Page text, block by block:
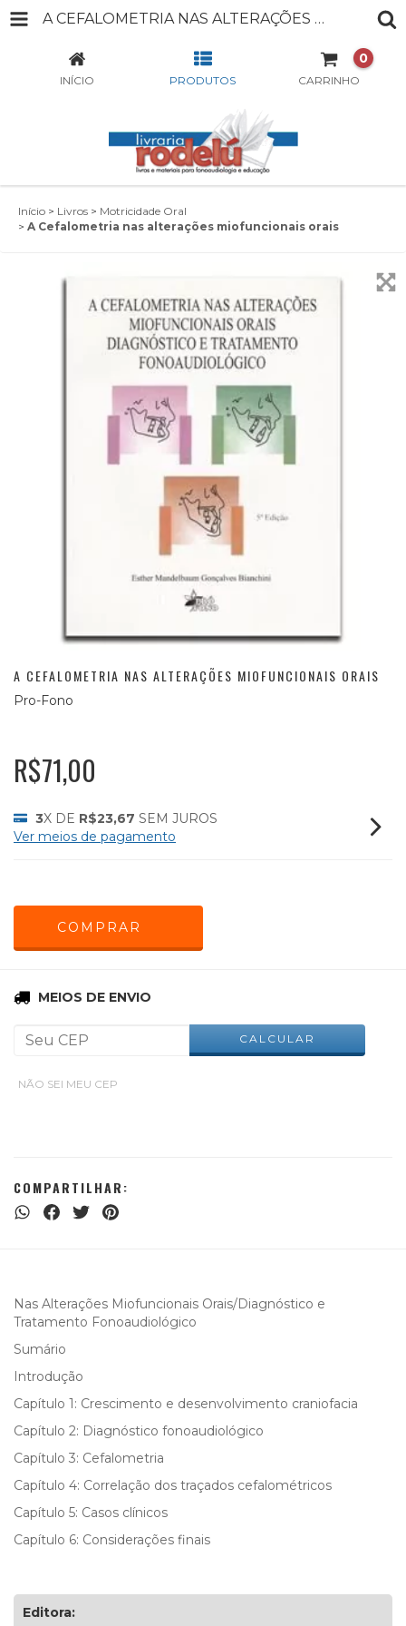
A CEFALOMETRIA NAS ALTERAÇÕES MIOFUNCIONAIS ORAIS
INÍCIO PRODUTOS CARRINHO
0
Início > Livros > Motricidade Oral
> A Cefalometria nas alterações miofuncionais orais
A CEFALOMETRIA NAS ALTERAÇÕES MIOFUNCIONAIS ORAIS
Pro-Fono
R$71,00
3X DE R$23,67 SEM JUROS
Ver meios de pagamento
MEIOS DE ENVIO
CALCULAR
NÃO SEI MEU CEP
COMPARTILHAR:
Nas Alterações Miofuncionais Orais/Diagnóstico e
Tratamento Fonoaudiológico
Sumário
Introdução
Capítulo 1: Crescimento e desenvolvimento craniofacia
Capítulo 2: Diagnóstico fonoaudiológico
Capítulo 3: Cefalometria
Capítulo 4: Correlação dos traçados cefalométricos
Capítulo 5: Casos clínicos
Capítulo 6: Considerações finais
Editora: